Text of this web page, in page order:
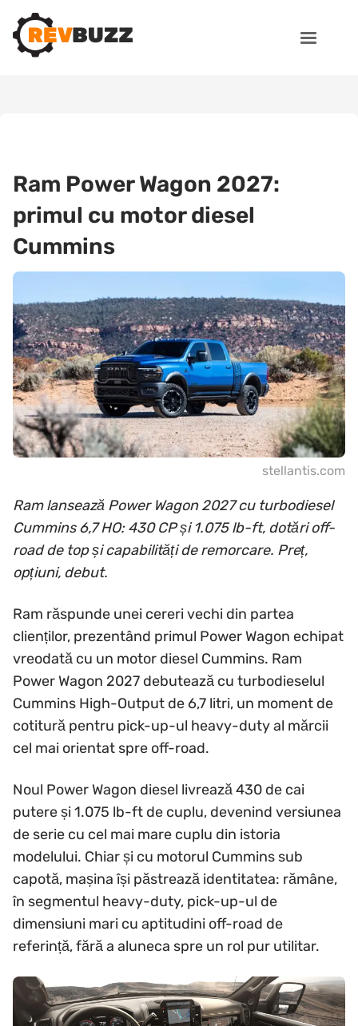
Ram Power Wagon 2027:
primul cu motor diesel
Cummins
stellantis.com
Ram lansează Power Wagon 2027 cu turbodiesel
Cummins 6,7 HO: 430 CP și 1.075 lb-ft, dotări off-
road de top și capabilități de remorcare. Preț,
opțiuni, debut.
Ram răspunde unei cereri vechi din partea
clienților, prezentând primul Power Wagon echipat
vreodată cu un motor diesel Cummins. Ram
Power Wagon 2027 debutează cu turbodieselul
Cummins High-Output de 6,7 litri, un moment de
cotitură pentru pick-up-ul heavy-duty al mărcii
cel mai orientat spre off-road.
Noul Power Wagon diesel livrează 430 de cai
putere și 1.075 lb-ft de cuplu, devenind versiunea
de serie cu cel mai mare cuplu din istoria
modelului. Chiar și cu motorul Cummins sub
capotă, mașina își păstrează identitatea: rămâne,
în segmentul heavy-duty, pick-up-ul de
dimensiuni mari cu aptitudini off-road de
referință, fără a aluneca spre un rol pur utilitar.